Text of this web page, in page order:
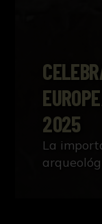
2025
La